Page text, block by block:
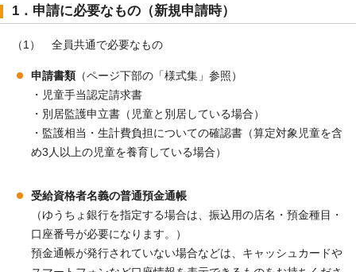
1．申請に必要なもの（新規申請時）
（1） 全員共通で必要なもの
申請書類 （ページ下部の「様式集」参照）
・児童手当認定請求書
・別居監護申立書（児童と別居している場合）
・監護相当・生計費負担についての確認書（算定対象児童を含
め3人以上の児童を養育している場合）
受給資格者名義の普通預金通帳
（ゆうちょ銀行を指定する場合は、振込用の店名・預金種目・
口座番号が必要になります。）
預金通帳が発行されていない場合などは、キャッシュカードや